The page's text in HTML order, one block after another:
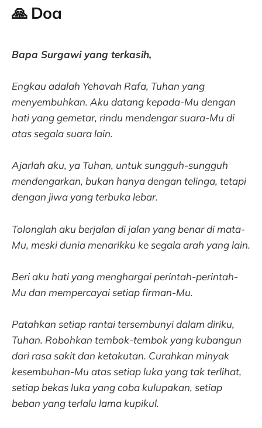
🙏 Doa
Bapa Surgawi yang terkasih,
Engkau adalah Yehovah Rafa, Tuhan yang
menyembuhkan. Aku datang kepada-Mu dengan
hati yang gemetar, rindu mendengar suara-Mu di
atas segala suara lain.
Ajarlah aku, ya Tuhan, untuk sungguh-sungguh
mendengarkan, bukan hanya dengan telinga, tetapi
dengan jiwa yang terbuka lebar.
Tolonglah aku berjalan di jalan yang benar di mata-
Mu, meski dunia menarikku ke segala arah yang lain.
Beri aku hati yang menghargai perintah-perintah-
Mu dan mempercayai setiap firman-Mu.
Patahkan setiap rantai tersembunyi dalam diriku,
Tuhan. Robohkan tembok-tembok yang kubangun
dari rasa sakit dan ketakutan. Curahkan minyak
kesembuhan-Mu atas setiap luka yang tak terlihat,
setiap bekas luka yang coba kulupakan, setiap
beban yang terlalu lama kupikul.